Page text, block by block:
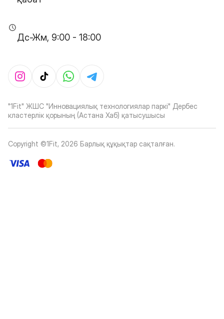
Дс-Жм, 9:00 - 18:00
"1Fit" ЖШС "Инновациялық технологиялар паркі" Дербес
кластерлік қорының (Астана Хаб) қатысушысы
Copyright ©1Fit, 2026 Барлық құқықтар сақталған.